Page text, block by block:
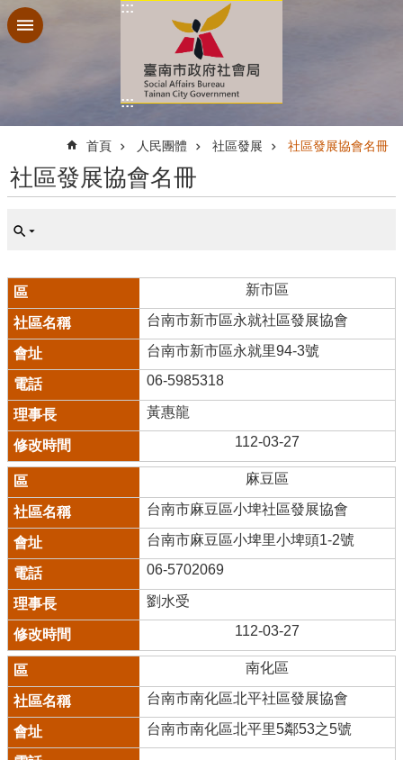
跳到主要內容區塊
:::
:::
首頁 人民團體 社區發展 社區發展協會名冊
社區發展協會名冊
新市區
台南市新市區永就社區發展協會
台南市新市區永就里94-3號
06-5985318
黃惠龍
112-03-27
麻豆區
台南市麻豆區小埤社區發展協會
台南市麻豆區小埤里小埤頭1-2號
06-5702069
劉水受
112-03-27
南化區
台南市南化區北平社區發展協會
台南市南化區北平里5鄰53之5號